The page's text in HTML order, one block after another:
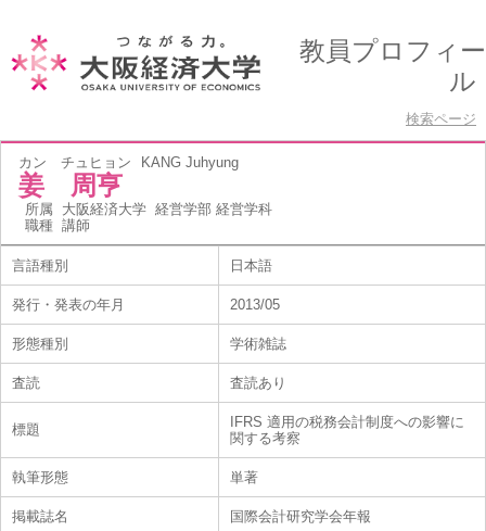
教員プロフィー
ル
検索ページ
カン チュヒョン KANG Juhyung
姜 周亨
所属 大阪経済大学 経営学部 経営学科
職種 講師
言語種別 日本語
発行・発表の年月 2013/05
形態種別 学術雑誌
査読 査読あり
標題
IFRS 適用の税務会計制度への影響に
関する考察
執筆形態 単著
掲載誌名 国際会計研究学会年報